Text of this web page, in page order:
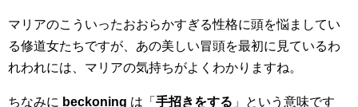
マリアのこういったおおらかすぎる性格に頭を悩ましてい
る修道女たちですが、あの美しい冒頭を最初に見ているわ
れわれには、マリアの気持ちがよくわかりますね。
ちなみに beckoning は「 手招きをする 」という意味です